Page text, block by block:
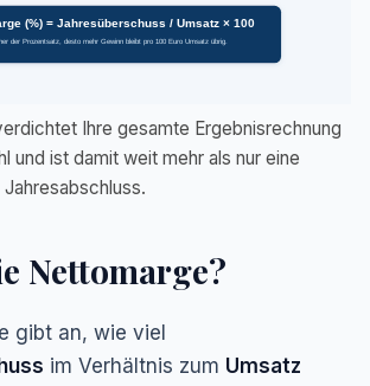
(%) = Jahresüberschuss / Umsatz × 100
der Prozentsatz, desto mehr Gewinn bleibt pro 100 Euro Umsatz übrig.
Ihre gesamte Ergebnisrechnung
und ist damit weit mehr als nur eine
Nettomarge?
gibt an, wie viel
im Verhältnis zum Umsatz